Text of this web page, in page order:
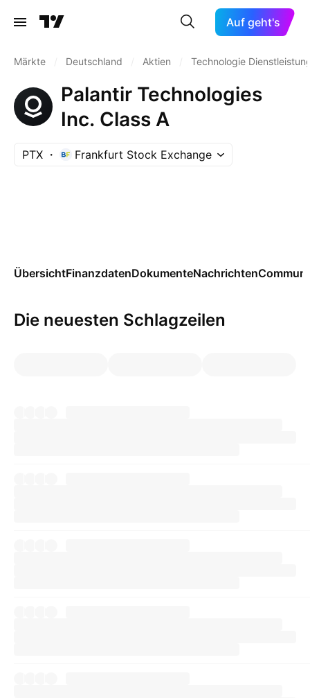
Auf geht's
Märkte Deutschland Aktien Technologie
Palantir Technologies
Inc. Class A
PTX Frankfurt Stock Exchange
ÜbersichtFinanzdatenDokumenteNachrichten
Die neuesten Schlagzeilen